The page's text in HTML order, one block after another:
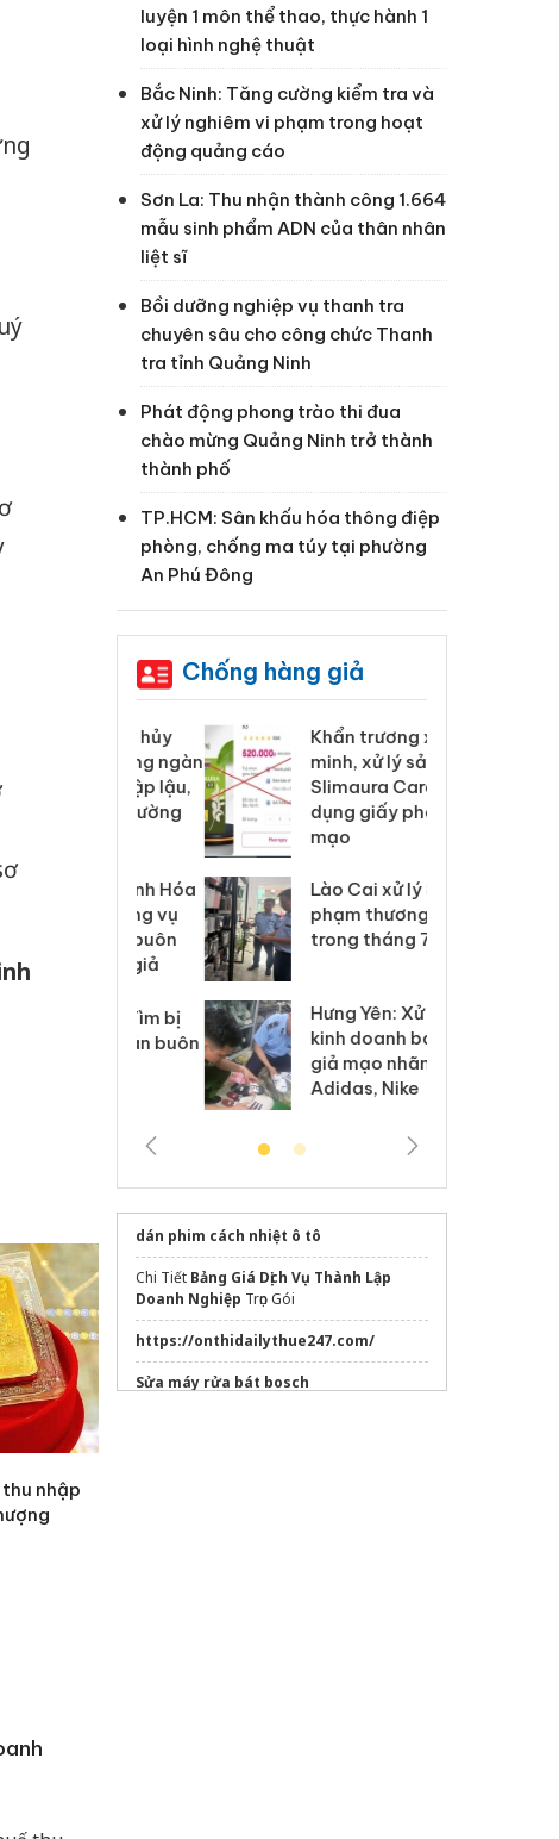
nhập
luyện 1 môn thể thao, thực hành 1
loại hình nghệ thuật
Bắc Ninh: Tăng cường kiểm tra và
xử lý nghiêm vi phạm trong hoạt
động quảng cáo
Sơn La: Thu nhận thành công 1.664
mẫu sinh phẩm ADN của thân nhân
liệt sĩ
Bồi dưỡng nghiệp vụ thanh tra
chuyên sâu cho công chức Thanh
tra tỉnh Quảng Ninh
Phát động phong trào thi đua
chào mừng Quảng Ninh trở thành
thành phố
TP.HCM: Sân khấu hóa thông điệp
phòng, chống ma túy tại phường
An Phú Đông
Chống hàng giả
nhập lậu,
sào giả
Khẩn trương xác
minh, xử lý sản phẩm
Slimaura Care x3 sử
dụng giấy phép giả
mạo
Lào Cai xử lý 83 vụ vi
phạm thương mại
trong tháng 7
Hưng Yên: Xử lý 6 hộ
kinh doanh bán hàng
giả mạo nhãn hiệu
Adidas, Nike
dán phim cách nhiệt ô tô
Chi Tiết Bảng Giá Dịch Vụ Thành Lập
Doanh Nghiệp Trọn Gói
https://onthidailythue247.com/
Sửa máy rửa bát bosch